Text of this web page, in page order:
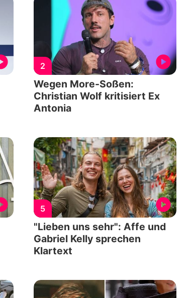
2
Wegen More-Soßen:
Christian Wolf kritisiert Ex
Antonia
5
"Lieben uns sehr": Affe und
Gabriel Kelly sprechen
Klartext